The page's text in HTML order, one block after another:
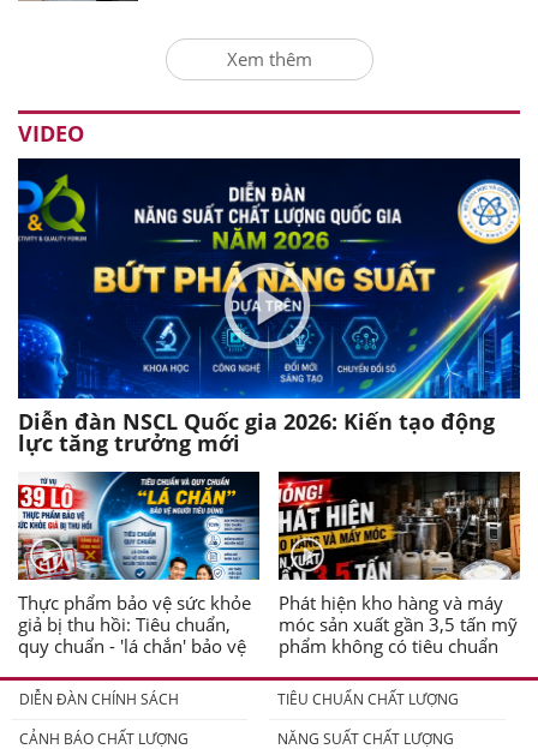
Xem thêm
VIDEO
Diễn đàn NSCL Quốc gia 2026: Kiến tạo động
lực tăng trưởng mới
Thực phẩm bảo vệ sức khỏe
giả bị thu hồi: Tiêu chuẩn,
quy chuẩn - 'lá chắn' bảo vệ
Phát hiện kho hàng và máy
móc sản xuất gần 3,5 tấn mỹ
phẩm không có tiêu chuẩn
DIỄN ĐÀN CHÍNH SÁCH
TIÊU CHUẨN CHẤT LƯỢNG
CẢNH BÁO CHẤT LƯỢNG
NĂNG SUẤT CHẤT LƯỢNG